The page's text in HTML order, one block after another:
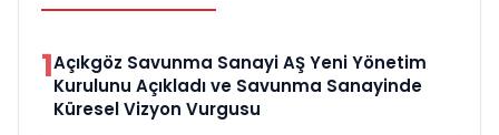
1Açıkgöz Savunma Sanayi AŞ Yeni Yönetim
Kurulunu Açıkladı ve Savunma Sanayinde
Küresel Vizyon Vurgusu